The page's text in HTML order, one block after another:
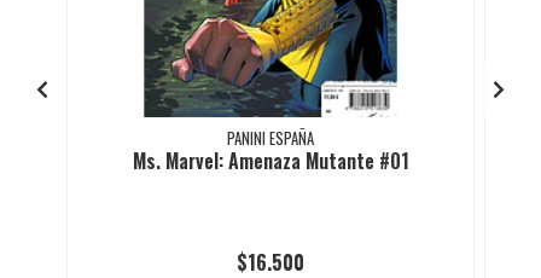
PANINI ESPAÑA
Ms. Marvel: Amenaza Mutante #01
$16.500